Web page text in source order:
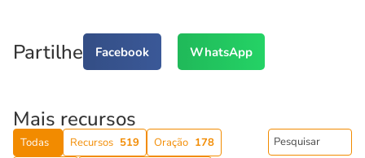
Partilhe Facebook WhatsApp
Mais recursos
Todas Recursos 519 Oração 178